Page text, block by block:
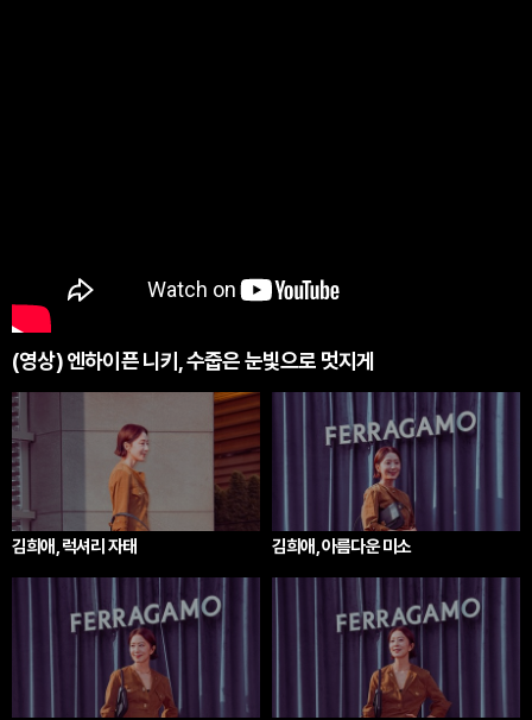
(영상) 엔하이픈 니키, 수줍은 눈빛으로 멋지게
김희애, 럭셔리 자태 김희애, 아름다운 미소